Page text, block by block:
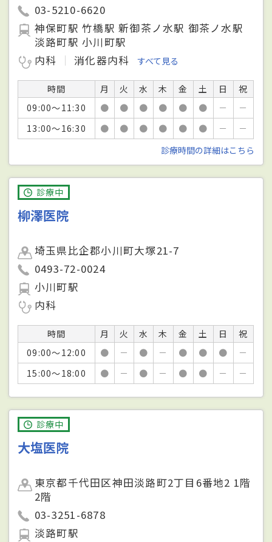
03-5210-6620
神保町駅 竹橋駅 新御茶ノ水駅 御茶ノ水駅
淡路町駅 小川町駅
内科
消化器内科 すべて見る
時間 月 火 水 木 金 土 日
祝
09:00～11:30
● ● ● ● ● ● －
－
13:00～16:30
● ● ● ● ● ● －
－
診療時間の詳細はこちら
診療中
柳澤医院
埼玉県比企郡小川町大塚21-7
0493-72-0024
小川町駅
内科
時間 月 火 水 木 金 土 日
祝
09:00～12:00
● － ● － ● ● ●
－
15:00～18:00
● － ● － ● ● － －
診療中
大塩医院
東京都千代田区神田淡路町2丁目6番地2 1階
2階
03-3251-6878
淡路町駅